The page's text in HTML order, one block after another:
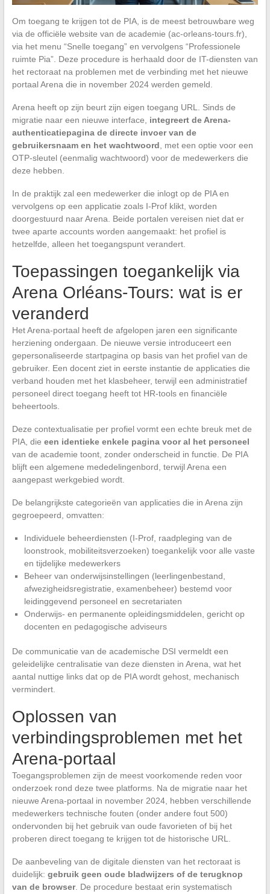
Om toegang te krijgen tot de PIA, is de meest betrouwbare weg
via de officiële website van de academie (ac-orleans-tours.fr),
via het menu “Snelle toegang” en vervolgens “Professionele
ruimte Pia”. Deze procedure is herhaald door de IT-diensten van
het rectoraat na problemen met de verbinding met het nieuwe
portaal Arena die in november 2024 werden gemeld.
Arena heeft op zijn beurt zijn eigen toegang URL. Sinds de
migratie naar een nieuwe interface, integreert de Arena-
authenticatiepagina de directe invoer van de
gebruikersnaam en het wachtwoord , met een optie voor een
OTP-sleutel (eenmalig wachtwoord) voor de medewerkers die
deze hebben.
In de praktijk zal een medewerker die inlogt op de PIA en
vervolgens op een applicatie zoals I-Prof klikt, worden
doorgestuurd naar Arena. Beide portalen vereisen niet dat er
twee aparte accounts worden aangemaakt: het profiel is
hetzelfde, alleen het toegangspunt verandert.
Toepassingen toegankelijk via
Arena Orléans-Tours: wat is er
veranderd
Het Arena-portaal heeft de afgelopen jaren een significante
herziening ondergaan. De nieuwe versie introduceert een
gepersonaliseerde startpagina op basis van het profiel van de
gebruiker. Een docent ziet in eerste instantie de applicaties die
verband houden met het klasbeheer, terwijl een administratief
personeel direct toegang heeft tot HR-tools en financiële
beheertools.
Deze contextualisatie per profiel vormt een echte breuk met de
PIA, die een identieke enkele pagina voor al het personeel
van de academie toont, zonder onderscheid in functie. De PIA
blijft een algemene mededelingenbord, terwijl Arena een
aangepast werkgebied wordt.
De belangrijkste categorieën van applicaties die in Arena zijn
gegroepeerd, omvatten:
Individuele beheerdiensten (I-Prof, raadpleging van de
loonstrook, mobiliteitsverzoeken) toegankelijk voor alle vaste
en tijdelijke medewerkers
Beheer van onderwijsinstellingen (leerlingenbestand,
afwezigheidsregistratie, examenbeheer) bestemd voor
leidinggevend personeel en secretariaten
Onderwijs- en permanente opleidingsmiddelen, gericht op
docenten en pedagogische adviseurs
De communicatie van de academische DSI vermeldt een
geleidelijke centralisatie van deze diensten in Arena, wat het
aantal nuttige links dat op de PIA wordt gehost, mechanisch
vermindert.
Oplossen van
verbindingsproblemen met het
Arena-portaal
Toegangsproblemen zijn de meest voorkomende reden voor
onderzoek rond deze twee platforms. Na de migratie naar het
nieuwe Arena-portaal in november 2024, hebben verschillende
medewerkers technische fouten (onder andere fout 500)
ondervonden bij het gebruik van oude favorieten of bij het
proberen direct toegang te krijgen tot de historische URL.
De aanbeveling van de digitale diensten van het rectoraat is
duidelijk: gebruik geen oude bladwijzers of de terugknop
van de browser. De procedure bestaat erin systematisch